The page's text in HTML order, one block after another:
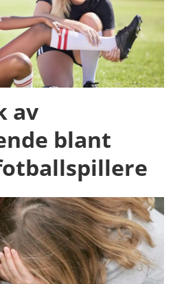
av
blant